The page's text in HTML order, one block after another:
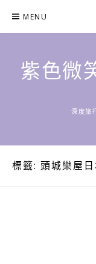
content
MENU
紫色微
深度旅
標籤: 頭城樂屋